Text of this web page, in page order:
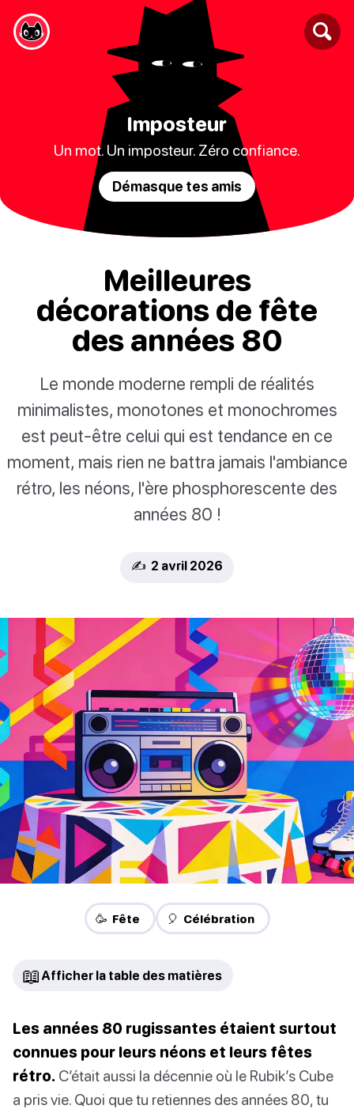
Imposteur
Un mot. Un imposteur. Zéro confiance.
Démasque tes amis
Meilleures
décorations de fête
des années 80
Le monde moderne rempli de réalités
minimalistes, monotones et monochromes
est peut-être celui qui est tendance en ce
moment, mais rien ne battra jamais l'ambiance
rétro, les néons, l'ère phosphorescente des
années 80 !
✍️ 2 avril 2026
🥳 Fête 🎈 Célébration
📖 Afficher la table des matières
Les années 80 rugissantes étaient surtout
connues pour leurs néons et leurs fêtes
rétro. C’était aussi la décennie où le Rubik’s Cube
a pris vie. Quoi que tu retiennes des années 80, tu